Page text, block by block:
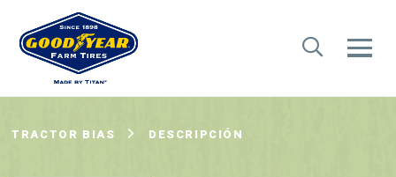
TRACTOR BIAS DESCRIPCIÓN